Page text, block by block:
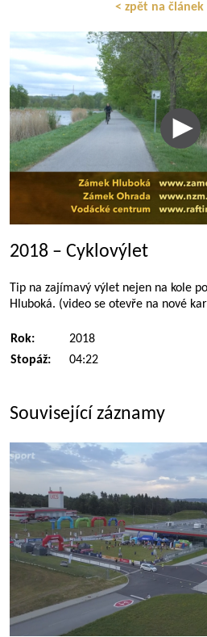
< zpět na článek
2018 – Cyklovýlet
Tip na zajímavý výlet nejen na kole
Hluboká. (video se otevře na nové
Rok:
2018
Stopáž:
04:22
Související záznamy